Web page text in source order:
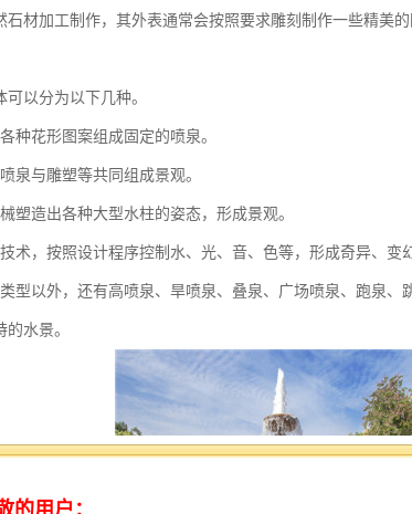
石材加工制作，其外表通常会按照要求雕刻制作一些精美
以分为以下几种。
种花形图案组成固定的喷泉。
泉与雕塑等共同组成景观。
塑造出各种大型水柱的姿态，形成景观。
术，按照设计程序控制水、光、音、色等，形成奇异、变
类型以外，还有高喷泉、旱喷泉、叠泉、广场喷泉、跑泉
水景。